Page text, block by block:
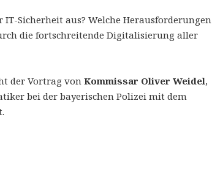
Sicherheit aus? Welche Herausforderungen
die fortschreitende Digitalisierung aller
der Vortrag vonKommissar Oliver Weidel,
bei der bayerischen Polizei mit dem